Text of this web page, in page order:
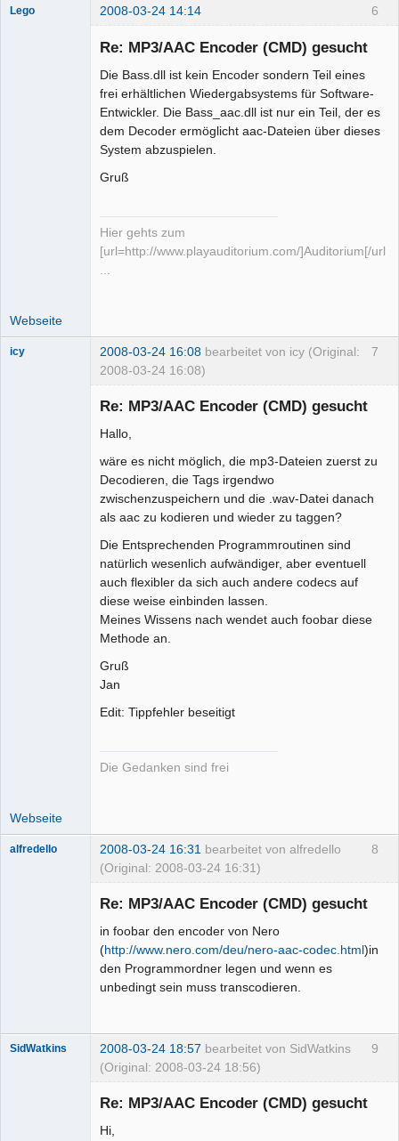
6
Lego 2008-03-24 14:14
Re: MP3/AAC Encoder (CMD) gesucht
Die Bass.dll ist kein Encoder sondern Teil eines
frei erhältlichen Wiedergabsystems für Software-
Entwickler. Die Bass_aac.dll ist nur ein Teil, der es
dem Decoder ermöglicht aac-Dateien über dieses
System abzuspielen.
Gruß
Hier gehts zum
[url=http://www.playauditorium.com/]Auditorium[/url]
Webseite
7
icy 2008-03-24 16:08 bearbeitet von icy (Original:
2008-03-24 16:08)
Re: MP3/AAC Encoder (CMD) gesucht
Hallo,
wäre es nicht möglich, die mp3-Dateien zuerst zu
Decodieren, die Tags irgendwo
zwischenzuspeichern und die .wav-Datei danach
als aac zu kodieren und wieder zu taggen?
Die Entsprechenden Programmroutinen sind
natürlich wesenlich aufwändiger, aber eventuell
auch flexibler da sich auch andere codecs auf
diese weise einbinden lassen.
Meines Wissens nach wendet auch foobar diese
Methode an.
Gruß
Jan
Edit: Tippfehler beseitigt
Die Gedanken sind frei
Webseite
8
alfredello 2008-03-24 16:31 bearbeitet von alfredello
(Original: 2008-03-24 16:31)
Re: MP3/AAC Encoder (CMD) gesucht
in foobar den encoder von Nero
(http://www.nero.com/deu/nero-aac-codec.html)in
den Programmordner legen und wenn es
unbedingt sein muss transcodieren.
9
SidWatkins 2008-03-24 18:57 bearbeitet von SidWatkins
(Original: 2008-03-24 18:56)
Re: MP3/AAC Encoder (CMD) gesucht
Hi,